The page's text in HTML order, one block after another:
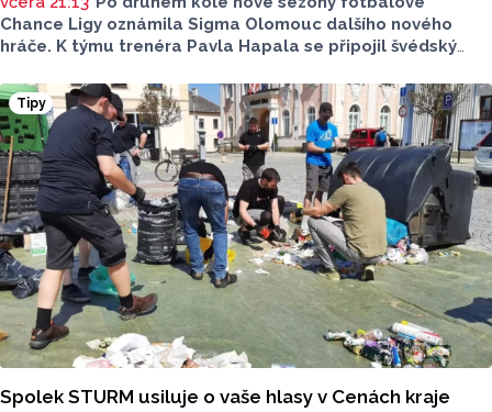
Chance Ligy oznámila Sigma Olomouc dalšího nového
hráče. K týmu trenéra Pavla Hapala se připojil švédský
z norského HamKamu. Sigma to uvedla na svém webu,
o tom, na jak dlouho podepsal nov hráč smlouvu
neinformovala.
Tipy
Spolek STURM usiluje o vaše hlasy v Cenách kraje